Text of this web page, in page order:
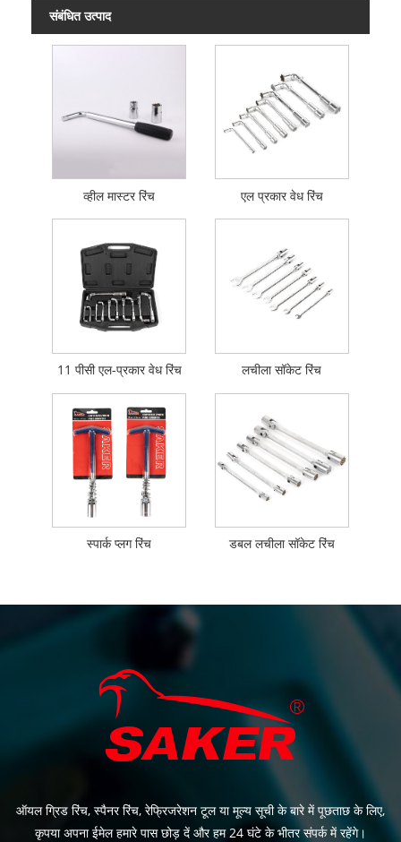
संबंधित उत्पाद
व्हील मास्टर रिंच एल प्रकार वेध रिंच
11 पीसी एल-प्रकार वेध रिंच लचीला सॉकेट रिंच
स्पार्क प्लग रिंच डबल लचीला सॉकेट रिंच
ऑयल ग्रिड रिंच, स्पैनर रिंच, रेफ्रिजरेशन टूल या मूल्य सूची के बारे में पूछताछ के लिए,
कृपया अपना ईमेल हमारे पास छोड़ दें और हम 24 घंटे के भीतर संपर्क में रहेंगे।